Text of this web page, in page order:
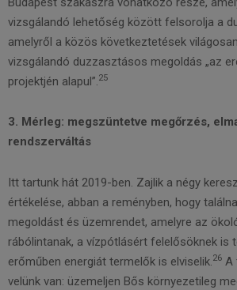
vizsgálandó lehetőség között felsorolja a
amelyről a közös következtetések
vizsgálandó duzzasztásos megoldás „az
projektjén alapul”. 25
3. Mérleg: megszüntetve megőrzés,
rendszerváltás
Itt tartunk hát 2019-ben. Zajlik a négy
értékelése, abban a reményben, hogy
megoldást és üzemrendet, amelyre az
rábólintanak, a vízpótlásért felelősöknek is
erőműben energiát termelők is elviselik.26 A
velünk van: üzemeljen Bős környezetileg